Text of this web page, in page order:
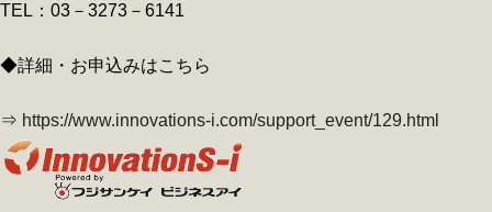
TEL：03－3273－6141
◆詳細・お申込みはこちら
⇒ https://www.innovations-i.com/support_event/129.html